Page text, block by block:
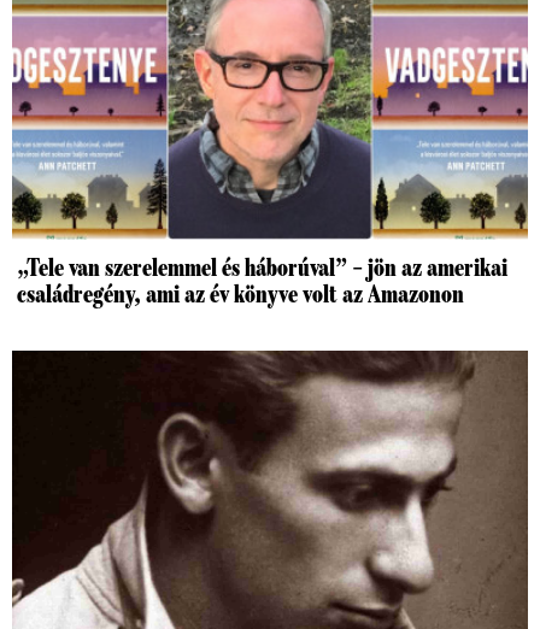
„Tele van szerelemmel és háborúval” – jön az amerikai
családregény, ami az év könyve volt az Amazonon